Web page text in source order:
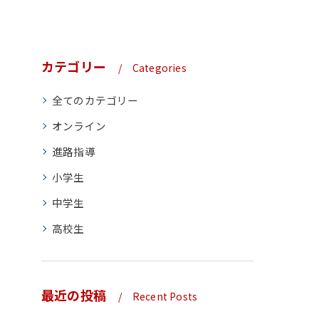
カテゴリー Categories
全てのカテゴリー
オンライン
進路指導
小学生
中学生
高校生
最近の投稿 Recent Posts